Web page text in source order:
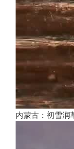
内蒙古：初雪润